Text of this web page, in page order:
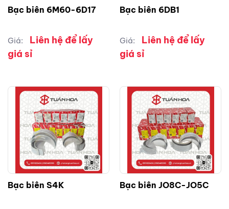
Bạc biên 6M60-6D17
Giá:
Liên hệ để lấy
giá sỉ
Bạc biên 6DB1
Giá:
Liên hệ để lấy
giá sỉ
Bạc biên S4K Bạc biên JO8C-JO5C